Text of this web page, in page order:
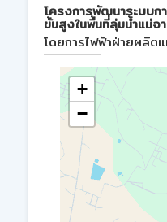
โครงการพัฒนาระบบก
ขั้นสูงในพื้นที่ลุ่มน้ำแม่จ
โดยการไฟฟ้าฝ่ายผลิต
+
−